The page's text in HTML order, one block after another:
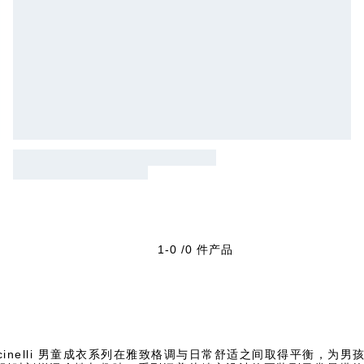
1-0 /0 件产品
男童成衣系列在雅致格调与日常舒适之间取得平衡，为男孩